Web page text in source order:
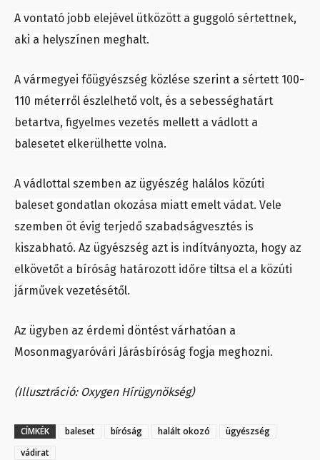
A vontató jobb elejével ütközött a guggoló sértettnek,
aki a helyszínen meghalt.
A vármegyei főügyészség közlése szerint a sértett 100-
110 méterről észlelhető volt, és a sebességhatárt
betartva, figyelmes vezetés mellett a vádlott a
balesetet elkerülhette volna.
A vádlottal szemben az ügyészég halálos közúti
baleset gondatlan okozása miatt emelt vádat. Vele
szemben öt évig terjedő szabadságvesztés is
kiszabható. Az ügyészség azt is indítványozta, hogy az
elkövetőt a bíróság határozott időre tiltsa el a közúti
járművek vezetésétől.
Az ügyben az érdemi döntést várhatóan a
Mosonmagyaróvári Járásbíróság fogja meghozni.
(Illusztráció: Oxygen Hírügynökség)
CÍMKÉK baleset bíróság halált okozó
ügyészség
vádirat